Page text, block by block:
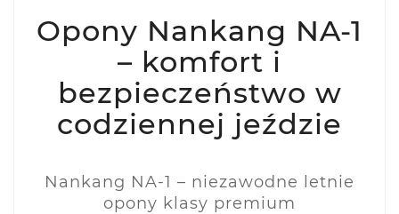
Opony Nankang NA-1
– komfort i
bezpieczeństwo w
codziennej jeździe
Nankang NA-1 – niezawodne letnie
opony klasy premium